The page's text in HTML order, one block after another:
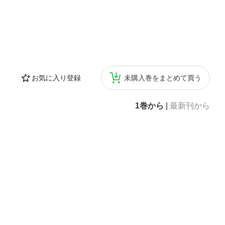
お気に入り登録 未購入巻をまとめて買う
1巻から 最新刊から